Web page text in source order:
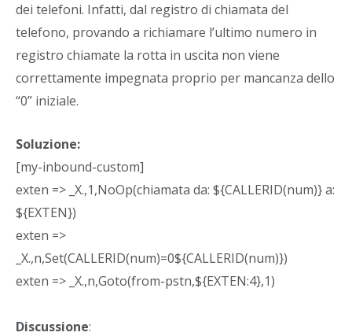
dei telefoni. Infatti, dal registro di chiamata del
telefono, provando a richiamare l’ultimo numero in
registro chiamate la rotta in uscita non viene
correttamente impegnata proprio per mancanza dello
“0” iniziale.
Soluzione:
[my-inbound-custom]
exten => _X.,1,NoOp(chiamata da: ${CALLERID(num)} a:
${EXTEN})
exten =>
_X.,n,Set(CALLERID(num)=0${CALLERID(num)})
exten => _X.,n,Goto(from-pstn,${EXTEN:4},1)
Discussione: